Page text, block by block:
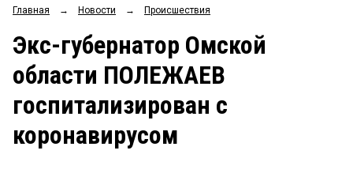
ОБЩЕСТВО
ЗАКОН
НОВОСТИ КОМПАНИЙ
Мнения
Рейтинги
Блоги
Архив
Главная → Новости → Происшествия
Экс-губернатор Омской
области ПОЛЕЖАЕВ
госпитализирован с
коронавирусом